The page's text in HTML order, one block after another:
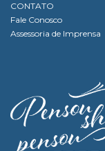
CONTATO
Fale Conosco
Assessoria de Imprensa